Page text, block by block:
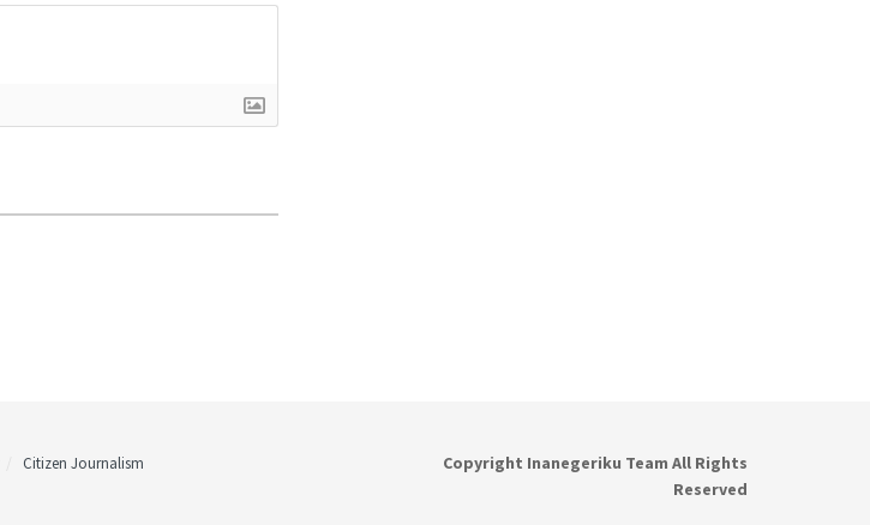
Citizen Journalism
Copyright Inanegeriku Team All Rights
Reserved